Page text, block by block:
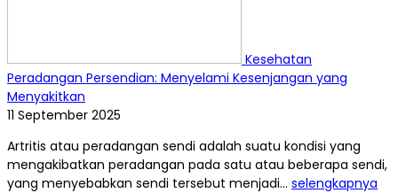
Kesehatan
Peradangan Persendian: Menyelami Kesenjangan yang
Menyakitkan
11 September 2025
Artritis atau peradangan sendi adalah suatu kondisi yang
mengakibatkan peradangan pada satu atau beberapa sendi,
yang menyebabkan sendi tersebut menjadi... selengkapnya